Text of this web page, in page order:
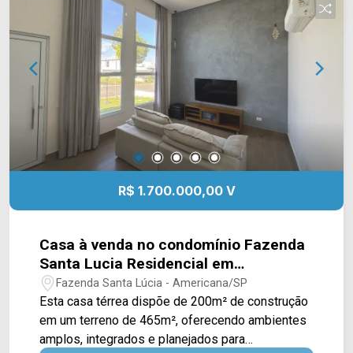
Supermercados Pague Menos e Delta
Supermercados, além de farmácias, escolas e
outros serviços essenciais. A região também
oferece fácil acesso à Avenida Brasil e à Rodovia
Luiz de Queiroz (SP-304), facilitando os
deslocamentos por Americana e região. Entre em
contato com a equipe da Arbix Imóveis e agende
sua visita! WhatsApp e telefone: (19) 3475-4546
Arbix Imóveis - Presente em cada momento.
R$ 1.700.000,00 V
Casa à venda no condomínio Fazenda
Santa Lucia Residencial em
Americana/SP
Fazenda Santa Lúcia - Americana/SP
Esta casa térrea dispõe de 200m² de construção
em um terreno de 465m², oferecendo ambientes
amplos, integrados e planejados para